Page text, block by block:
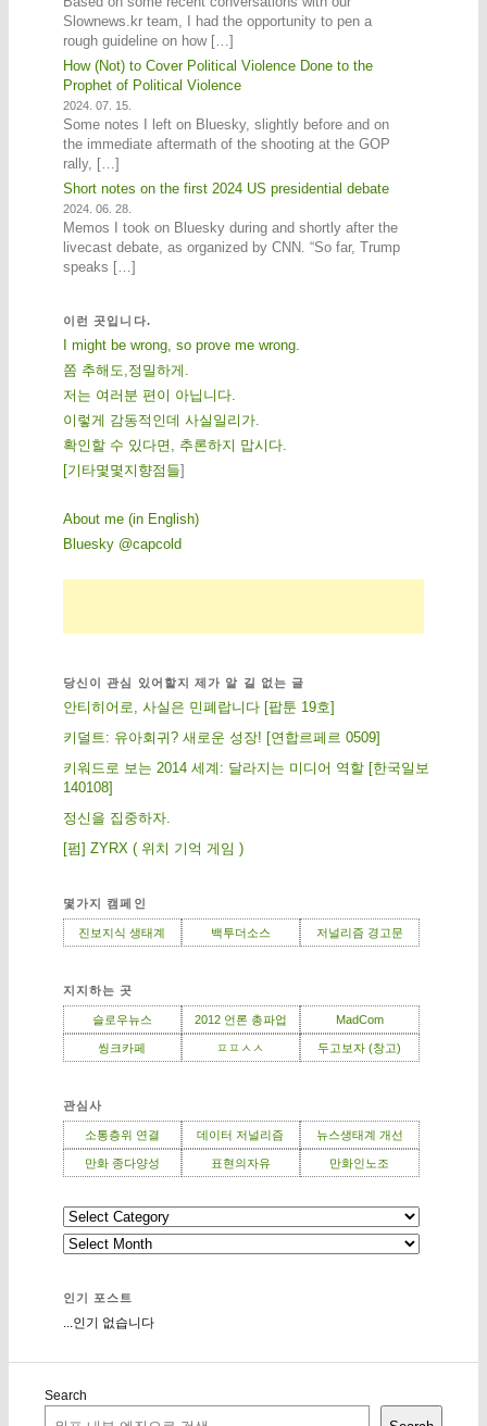
Slownews.kr team, I had the opportunity to pen a
rough guideline on how […]
How (Not) to Cover Political Violence Done to the
Prophet of Political Violence
2024. 07. 15.
Some notes I left on Bluesky, slightly before and on
the immediate aftermath of the shooting at the GOP
rally, […]
Short notes on the first 2024 US presidential debate
2024. 06. 28.
Memos I took on Bluesky during and shortly after the
livecast debate, as organized by CNN. “So far, Trump
speaks […]
이런 곳입니다.
I might be wrong, so prove me wrong.
쫌 추해도,정밀하게.
저는 여러분 편이 아닙니다.
이렇게 감동적인데 사실일리가.
확인할 수 있다면, 추론하지 맙시다.
[기 타몇 몇 지 향점 들]
About me (in English)
Bluesky @capcold
당신이 관심 있어할지 제가 알 길 없는 글
안티히어로, 사실은 민폐랍니다 [팝툰 19호]
키덜트: 유아회귀? 새로운 성장! [연합르페르 0509]
키워드로 보는 2014 세계: 달라지는 미디어 역할 [한국일보
140108]
정신을 집중하자.
[펌] ZYRX ( 위치 기억 게임 )
몇가지 캠페인
진보지식 생태계 백투더소스 저널리즘 경고문
지지하는 곳
슬로우뉴스 2012 언론 총파업 MadCom
씽크카페 ㅍㅍㅅㅅ 두고보자 (창고)
관심사
소통층위 연결 데이터 저널리즘 뉴스생태계 개선
만화 종다양성 표현의자유 만화인노조
인기 포스트
...인기 없습니다
Search